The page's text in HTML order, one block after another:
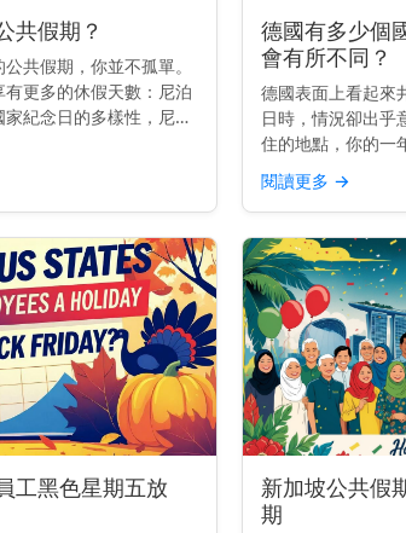
共假期？
共假期，你並不孤單。
更多的休假天數：尼泊
紀念日的多樣性，尼泊
泊爾每年約有35個公共
德國有多少個
會有所不同？
德國表面上看起來
日時，情況卻出乎
住的地點，你的一
三天的公共假期。
國有九個全國性假
日。有些州每年最
閱讀更多 →
工黑色星期五放
新加坡公共假
期